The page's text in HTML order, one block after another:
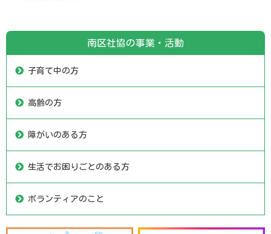
南区社協の事業・活動
子育て中の方
高齢の方
障がいのある方
生活でお困りごとのある方
ボランティアのこと